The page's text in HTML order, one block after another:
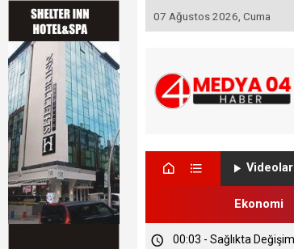
07 Ağustos 2026, Cuma
Videolar
Ekonomi
00:03 - Sağlıkta